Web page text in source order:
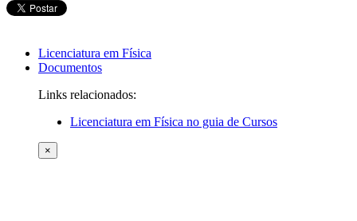
Licenciatura em Física
Documentos
Links relacionados:
Licenciatura em Física no guia de Cursos
×